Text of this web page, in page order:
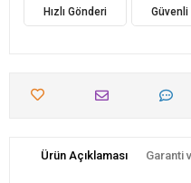
Hızlı Gönderi Güvenli
Ürün Açıklaması Garanti